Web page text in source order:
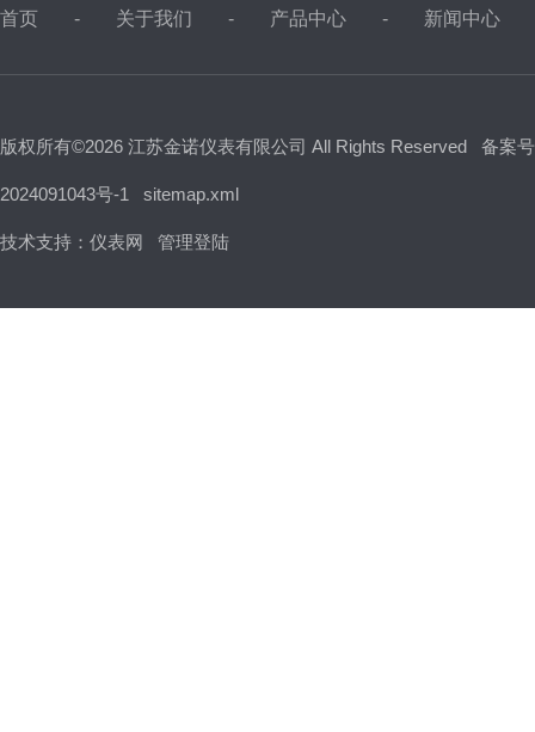
首页 关于我们 产品中心 新闻中心
版权所有©2026 江苏金诺仪表有限公司 All Rights Reserved 备案
2024091043号-1 sitemap.xml
技术支持： 仪表网 管理登陆